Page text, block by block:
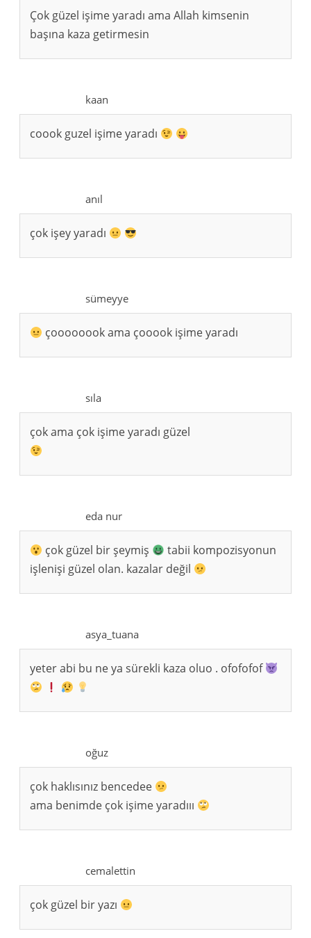
Çok güzel işime yaradı ama Allah kimsenin
başına kaza getirmesin
kaan
coook guzel işime yaradı
anıl
çok işey yaradı
sümeyye
çoooooook ama çooook işime yaradı
sıla
çok ama çok işime yaradı güzel
eda nur
çok güzel bir şeymiş
tabii kompozisyonun
işlenişi güzel olan. kazalar değil
asya_tuana
yeter abi bu ne ya sürekli kaza oluo . ofofofof
oğuz
çok haklısınız bencedee
ama benimde çok işime yaradııı
cemalettin
çok güzel bir yazı